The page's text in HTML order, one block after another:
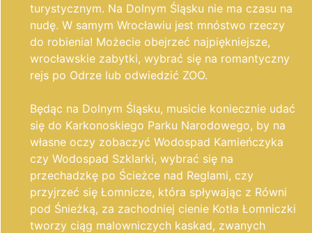
turystycznym. Na Dolnym Śląsku nie ma czasu na
nudę. W samym Wrocławiu jest mnóstwo rzeczy
do robienia! Możecie obejrzeć najpiękniejsze,
wrocławskie zabytki, wybrać się na romantyczny
rejs po Odrze lub odwiedzić ZOO.
Będąc na Dolnym Śląsku, musicie koniecznie udać
się do Karkonoskiego Parku Narodowego, by na
własne oczy zobaczyć Wodospad Kamieńczyka
czy Wodospad Szklarki, wybrać się na
przechadzkę po Ścieżce nad Reglami, czy
przyjrzeć się Łomnicze, która spływając z Równi
pod Śnieżką, za zachodniej cienie Kotła Łomniczki
tworzy ciąg malowniczych kaskad, zwanych